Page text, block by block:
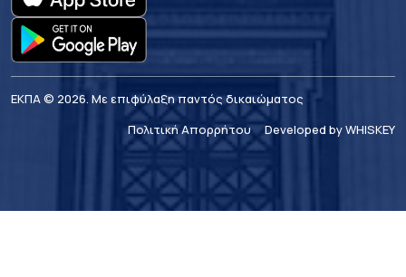
ΕΚΠΑ © 2026. Με επιφύλαξη παντός δικαιώματος
Πολιτική Απορρήτου
Developed by WHISKEY